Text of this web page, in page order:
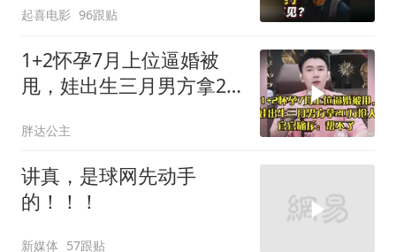
起喜电影 96跟贴
1+2怀孕7月上位逼婚被
甩，娃出生三月男方拿20
胖达公主
讲真，是球网先动手
的！！！
新媒体 57跟贴